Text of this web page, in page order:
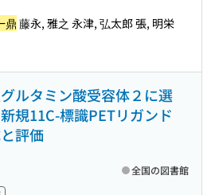
鼎 藤永, 雅之 永津, 弘太郎 張, 明栄
ルタミン酸受容体２に選
規11C-標識PETリガンド
評価
全国の図書館